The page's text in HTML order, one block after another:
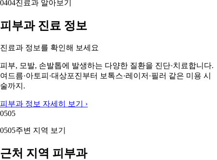
0404진료과 알아보기
피부과 진료 정보
진료과 정보를 확인해 보세요
피부, 모발, 손발톱에 발생하는 다양한 질환을 진단·치료합니다.
여드름·아토피·대상포진부터 보톡스·레이저·필러 같은 미용 시
술까지.
피부과 정보 자세히 보기 ›
0505
0505주변 지역 보기
근처 지역 피부과